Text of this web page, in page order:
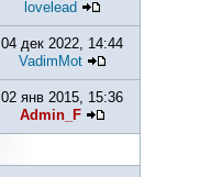
lovelead
04 дек 2022, 14:44
VadimMot
02 янв 2015, 15:36
Admin_F